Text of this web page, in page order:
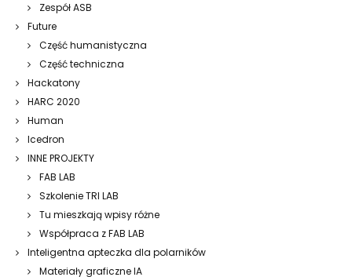
Zespół ASB
Future
Część humanistyczna
Część techniczna
Hackatony
HARC 2020
Human
Icedron
INNE PROJEKTY
FAB LAB
Szkolenie TRI LAB
Tu mieszkają wpisy różne
Współpraca z FAB LAB
Inteligentna apteczka dla polarników
Materiały graficzne IA